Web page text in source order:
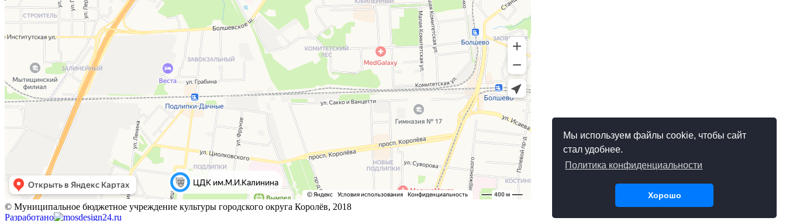
Мы используем файлы cookie, чтобы сайт
стал удобнее.
Политика конфиденциальности
Хорошо
© Муниципальное бюджетное учреждение культуры городского округа Королёв, 2018
Разработано